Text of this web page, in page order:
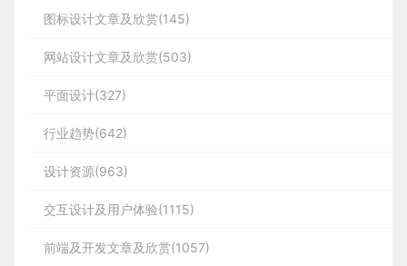
图标设计文章及欣赏(145)
网站设计文章及欣赏(503)
平面设计(327)
行业趋势(642)
设计资源(963)
交互设计及用户体验(1115)
前端及开发文章及欣赏(1057)